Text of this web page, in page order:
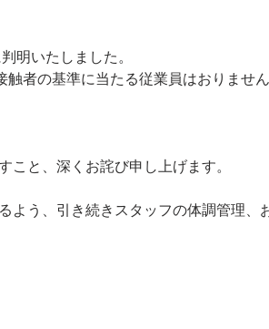
明いたしました。
者の基準に当たる従業員はおりません
こと、深くお詫び申し上げます。
よう、引き続きスタッフの体調管理、